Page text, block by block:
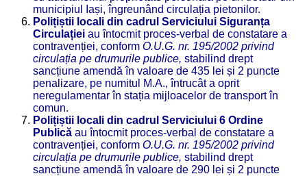
municipiul Iași, îngreunând circulația pietonilor.
Polițiștii locali din cadrul Serviciului Siguranța
Circulației au întocmit proces-verbal de constatare a
contravenției, conform O.U.G. nr. 195/2002 privind
circulația pe drumurile publice, stabilind drept
sancțiune amendă în valoare de 435 lei și 2 puncte
penalizare, pe numitul M.A., întrucât a oprit
neregulamentar în stația mijloacelor de transport în
comun.
Polițiștii locali din cadrul Serviciului 6 Ordine
Publică au întocmit proces-verbal de constatare a
contravenției, conform O.U.G. nr. 195/2002 privind
circulația pe drumurile publice, stabilind drept
sancțiune amendă în valoare de 290 lei și 2 puncte